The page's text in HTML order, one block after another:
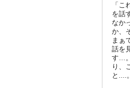
「
を話
なか
か、
まぁ
話を
す…
り、
と....